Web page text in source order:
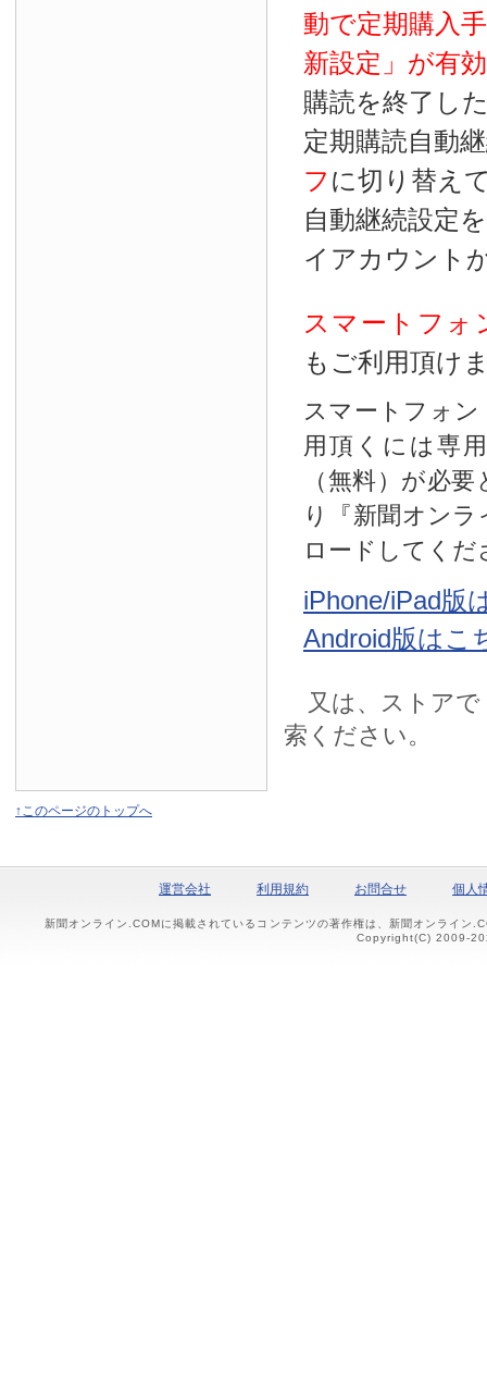
動で定期購入
新設定」が有効
購読を終了し
定期購読自動
フ に切り替え
自動継続設定
イアカウント
スマートフォ
もご利用頂け
スマートフォ
用頂くには専
（無料）が必
り『新聞オン
ロードしてくだ
iPhone/iPad版
Android版はこ
又は、ストアで
索ください。
↑このページのトップへ
運営会社 利用規約 お問合せ 個人
新聞オンライン.COMに掲載されているコンテンツの著作権は、新聞オンライン
Copyright(C) 2009-